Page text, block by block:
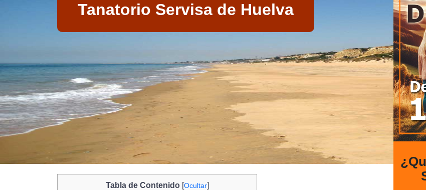
Tanatorio Servisa de Huelva
Tabla de Contenido [Ocultar]